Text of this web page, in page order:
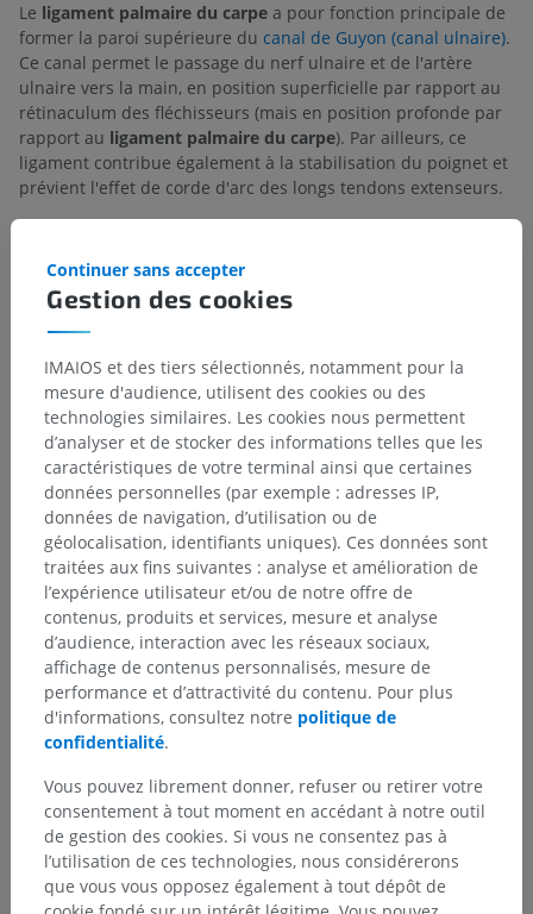
Le ligament palmaire du carpe a pour fonction principale de
former la paroi supérieure du canal de Guyon (canal ulnaire).
Ce canal permet le passage du nerf ulnaire et de l'artère
ulnaire vers la main, en position superficielle par rapport au
rétinaculum des fléchisseurs (mais en position profonde par
rapport au ligament palmaire du carpe). Par ailleurs, ce
ligament contribue également à la stabilisation du poignet et
prévient l'effet de corde d'arc des longs tendons extenseurs.
Hiérarchie anatomique
Anatomie humaine 2
Corps humain Systèmes musculosquelettiques
Système musculaire>
Système musculaire du membre supérieur
Fascias du membre supérieur
Fascia antébrachial
Ligament palmaire du carpe
Structures sous-jacentes :Il n'y a aucune structure
sous-jacente
Traductions
Gestion des cookies
Continuer sans accepter
IMAIOS et des tiers sélectionnés, notamment pour la
mesure d'audience, utilisent des cookies ou des
technologies similaires. Les cookies nous permettent
d’analyser et de stocker des informations telles que les
caractéristiques de votre terminal ainsi que certaines
données personnelles (par exemple : adresses IP,
données de navigation, d’utilisation ou de
géolocalisation, identifiants uniques). Ces données sont
traitées aux fins suivantes : analyse et amélioration de
l’expérience utilisateur et/ou de notre offre de
contenus, produits et services, mesure et analyse
d’audience, interaction avec les réseaux sociaux,
affichage de contenus personnalisés, mesure de
performance et d’attractivité du contenu. Pour plus
d'informations, consultez notre politique de
confidentialité.
Vous pouvez librement donner, refuser ou retirer votre
consentement à tout moment en accédant à notre outil
de gestion des cookies. Si vous ne consentez pas à
l’utilisation de ces technologies, nous considérerons
que vous vous opposez également à tout dépôt de